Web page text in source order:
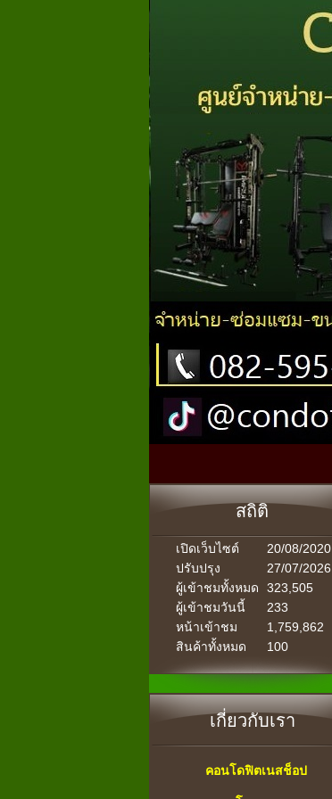
สถิติ
เปิดเว็บไซต์
20/08/2020
ปรับปรุง
27/07/2026
ผู้เข้าชมทั้งหมด
323,505
ผู้เข้าชมวันนี้
233
หน้าเข้าชม
1,759,862
สินค้าทั้งหมด
100
เกี่ยวกับเรา
คอนโดฟิตเนสช็อป